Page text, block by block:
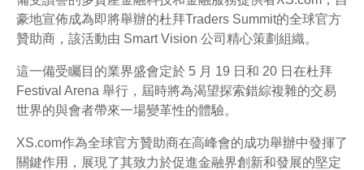
豪地宣佈成為即將舉辦的杜拜Traders Summit的全球官方
贊助商，該活動由 Smart Vision 公司精心策劃組織。
這一備受矚目的業界盛會定於 5 月 19 日和 20 日在杜拜
Festival Arena 舉行，屆時將為渴望探索錯綜複雜的交易
世界的與會者帶來一場變革性的體驗。
XS.com作為全球官方贊助商在高峰會的成功舉辦中發揮了
關鍵作用，展現了其致力於促進金融界創新和發展的堅定